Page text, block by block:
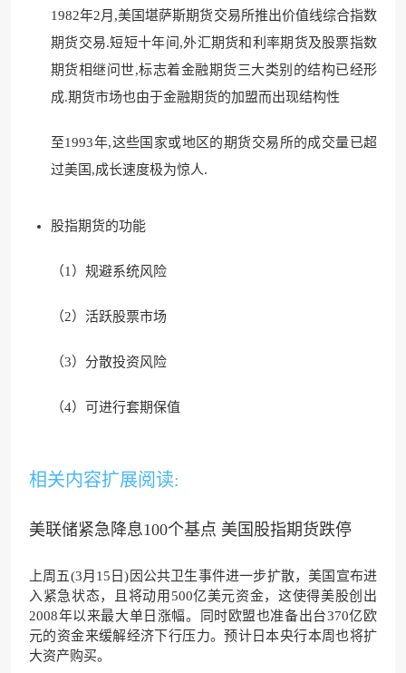
1982年2月,美国堪萨斯期货交易所推出价值线综合指数
期货交易.短短十年间,外汇期货和利率期货及股票指数
期货相继问世,标志着金融期货三大类别的结构已经形
成.期货市场也由于金融期货的加盟而出现结构性
至1993年,这些国家或地区的期货交易所的成交量已超
过美国,成长速度极为惊人.
股指期货的功能
（1）规避系统风险
（2）活跃股票市场
（3）分散投资风险
（4）可进行套期保值
相关内容扩展阅读:
美联储紧急降息100个基点 美国股指期货跌停
上周五(3月15日)因公共卫生事件进一步扩散，美国宣布进
入紧急状态，且将动用500亿美元资金，这使得美股创出
2008年以来最大单日涨幅。同时欧盟也准备出台370亿欧
元的资金来缓解经济下行压力。预计日本央行本周也将扩
大资产购买。